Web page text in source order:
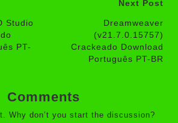
Studio
PT-
Next Post
Dreamweaver
(v21.7.0.15757)
Crackeado Download
Português PT-BR
Comments
Why don’t you start the discussion?